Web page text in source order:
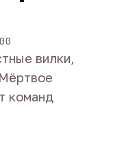
вилки,
команд